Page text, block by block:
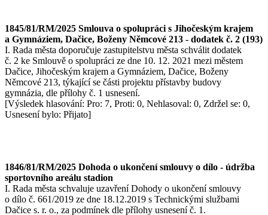
1845/81/RM/2025 Smlouva o spolupráci s Jihočeským krajem
a Gymnáziem, Dačice, Boženy Němcové 213 - dodatek č. 2 (193)
I. Rada města doporučuje zastupitelstvu města schválit dodatek
č. 2 ke Smlouvě o spolupráci ze dne 10. 12. 2021 mezi městem
Dačice, Jihočeským krajem a Gymnáziem, Dačice, Boženy
Němcové 213, týkající se části projektu přístavby budovy
gymnázia, dle přílohy č. 1 usnesení.
[Výsledek hlasování: Pro: 7, Proti: 0, Nehlasoval: 0, Zdržel se: 0,
Usnesení bylo: Přijato]
1846/81/RM/2025 Dohoda o ukončení smlouvy o dílo - údržba
sportovního areálu stadion
I. Rada města schvaluje uzavření Dohody o ukončení smlouvy
o dílo č. 661/2019 ze dne 18.12.2019 s Technickými službami
Dačice s. r. o., za podmínek dle přílohy usnesení č. 1.